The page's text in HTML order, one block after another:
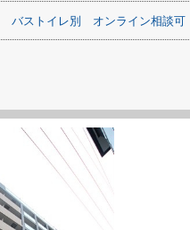
バストイレ別 オンライン相談可